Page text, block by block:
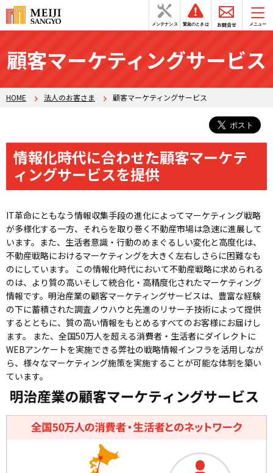
メンテナンス 緊急のときは お問合せ メニュー
顧客マーケティングサービス
HOME 法人のお客さま 顧客マーケティングサービス
情報化時代に合わせた顧客マーケテ
ィングサービスを提供
IT革命にともなう情報収集手段の進化によってマーケティング戦略
が多様化する一方、それらを取り巻く不動産市場は急速に進展して
います。また、生活者意識・行動のめまぐるしい変化と高度化は、
不動産戦略におけるマーケティングを大きく左右しさらに困難なも
のにしています。 この情報化時代において不動産戦略に求められる
のは、より質の高いそして統合化・高精度化されたマーケティング
情報です。明治産業の顧客マーケティングサービスは、豊富な経験
の下に蓄積された調査ノウハウと先進のリサーチ技術によって提供
するとともに、質の高い情報をもとめるすべてのお客様にお届けし
ます。 また、全国50万人を超える消費者・生活者にダイレクトに
WEBアンケートを実施できる弊社の戦略情報インフラを活用しなが
ら、様々なマーケティング施策を実施することが可能な体制を築い
ています。